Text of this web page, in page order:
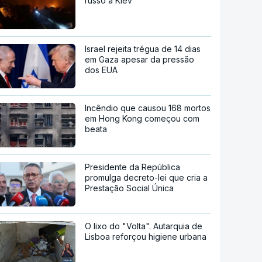
Israel rejeita trégua de 14 dias
em Gaza apesar da pressão
dos EUA
Incêndio que causou 168 mortos
em Hong Kong começou com
beata
Presidente da República
promulga decreto-lei que cria a
Prestação Social Única
O lixo do "Volta". Autarquia de
Lisboa reforçou higiene urbana